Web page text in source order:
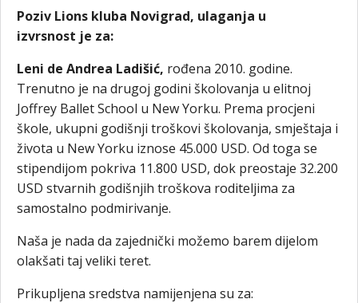
Poziv Lions kluba Novigrad, ulaganja u
izvrsnost je za:
Leni de Andrea Ladišić, rođena 2010. godine.
Trenutno je na drugoj godini školovanja u elitnoj
Joffrey Ballet School u New Yorku. Prema procjeni
škole, ukupni godišnji troškovi školovanja, smještaja i
života u New Yorku iznose 45.000 USD. Od toga se
stipendijom pokriva 11.800 USD, dok preostaje 32.200
USD stvarnih godišnjih troškova roditeljima za
samostalno podmirivanje.
Naša je nada da zajednički možemo barem dijelom
olakšati taj veliki teret.
Prikupljena sredstva namijenjena su za: